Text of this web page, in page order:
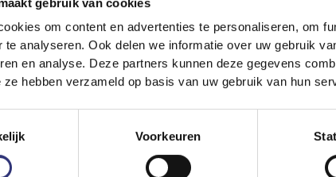
om content en advertenties te personaliseren, om
te analyseren. Ook delen we informatie over uw gebruik
en analyse. Deze partners kunnen deze gegevens
hebben verzameld op basis van uw gebruik van hun
Voorkeuren
It looks like your language